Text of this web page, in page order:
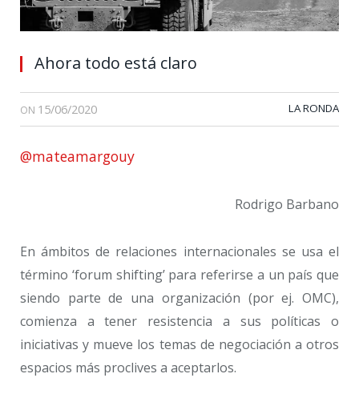
Ahora todo está claro
ON 15/06/2020 LA RONDA
@mateamargouy
Rodrigo Barbano
En ámbitos de relaciones internacionales se usa el
término ‘forum shifting’ para referirse a un país que
siendo parte de una organización (por ej. OMC),
comienza a tener resistencia a sus políticas o
iniciativas y mueve los temas de negociación a otros
espacios más proclives a aceptarlos.